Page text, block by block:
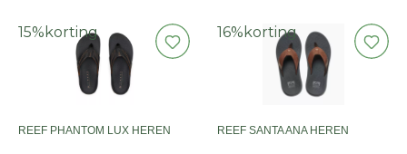
15% korting
REEF PHANTOM LUX HEREN
16% korting
REEF SANTA ANA HEREN